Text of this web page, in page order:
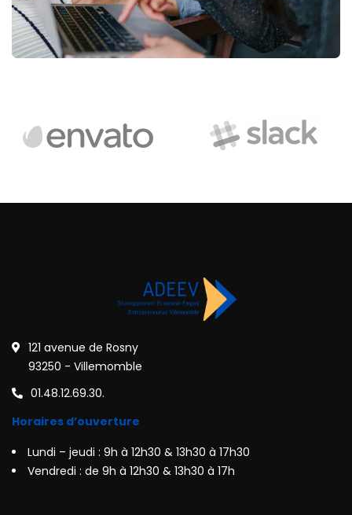
121 avenue de Rosny
93250 - Villemomble
01.48.12.69.30.
Horaires d’ouverture
Lundi – jeudi : 9h à 12h30 & 13h30 à 17h30
Vendredi : de 9h à 12h30 & 13h30 à 17h